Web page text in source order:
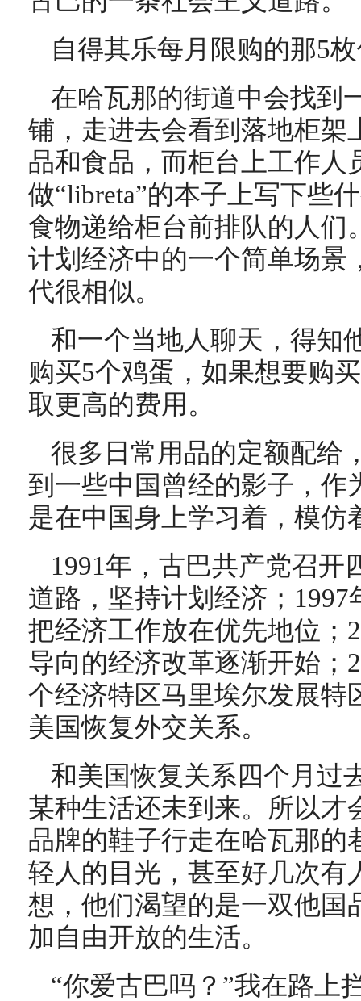
自得其乐每月限购的那5
在哈瓦那的街道中会找到
铺，走进去会看到落地柜架
品和食品，而柜台上工作人
做“libreta”的本子上写下些
食物递给柜台前排队的人们
计划经济中的一个简单场景
代很相似。
和一个当地人聊天，得知
购买5个鸡蛋，如果想要购
取更高的费用。
很多日常用品的定额配给
到一些中国曾经的影子，作
是在中国身上学习着，模仿
1991年，古巴共产党召开
道路，坚持计划经济；
把经济工作放在优先地位；
导向的经济改革逐渐开始；
个经济特区马里埃尔发展特
美国恢复外交关系。
和美国恢复关系四个月过
某种生活还未到来。所以才
品牌的鞋子行走在哈瓦那的
轻人的目光，甚至好几次有
想，他们渴望的是一双他国
加自由开放的生活。
“你爱古巴吗？”我在路上